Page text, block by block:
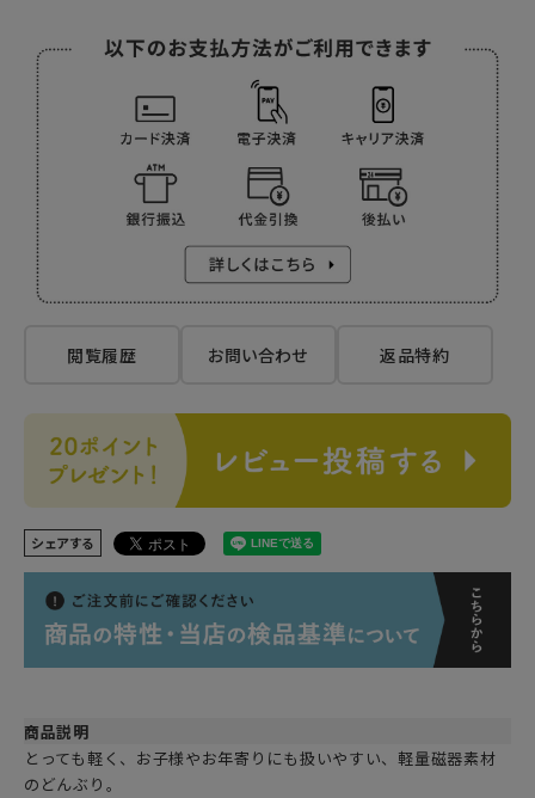
閲覧履歴 お問い合わせ 返品特約
シェアする
商品説明
とっても軽く、お子様やお年寄りにも扱いやすい、軽量磁器素材
のどんぶり。